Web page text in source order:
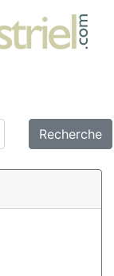
Recherche